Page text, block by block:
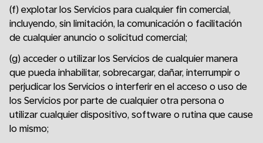
(f) explotar los Servicios para cualquier fin comercial,
incluyendo, sin limitación, la comunicación o facilitación
de cualquier anuncio o solicitud comercial;
(g) acceder o utilizar los Servicios de cualquier manera
que pueda inhabilitar, sobrecargar, dañar, interrumpir o
perjudicar los Servicios o interferir en el acceso o uso de
los Servicios por parte de cualquier otra persona o
utilizar cualquier dispositivo, software o rutina que cause
lo mismo;